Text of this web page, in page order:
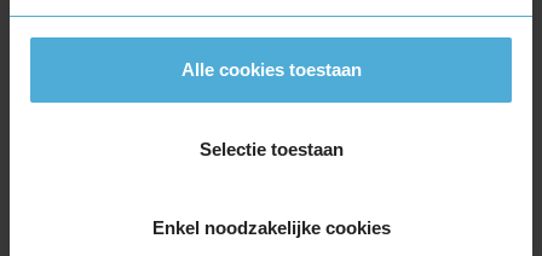
Alle cookies toestaan
Selectie toestaan
Enkel noodzakelijke cookies